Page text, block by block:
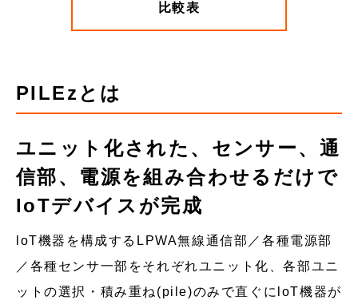
比較表
PILEzとは
ユニット化された、センサー、通
信部、電源を組み合わせるだけで
IoTデバイスが完成
loT機器を構成するLPWA無線通信部／各種電源部
／各種センサ一部をそれぞれユニット化、各部ユニ
ットの選択・積み重ね(pile)のみで直ぐにloT機器が